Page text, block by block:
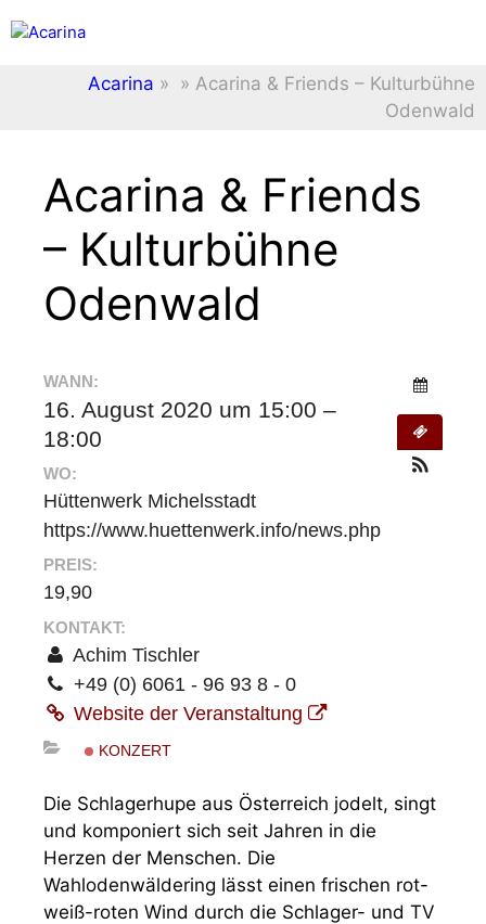
Inhalt
Acarina » » Acarina & Friends – Kulturbühne
Odenwald
Acarina & Friends
– Kulturbühne
Odenwald
WANN:
16. August 2020 um 15:00 –
18:00
WO:
Hüttenwerk Michelsstadt
https://www.huettenwerk.info/news.php
PREIS:
19,90
KONTAKT:
Achim Tischler
+49 (0) 6061 - 96 93 8 - 0
Website der Veranstaltung
KONZERT
Die Schlagerhupe aus Österreich jodelt, singt
und komponiert sich seit Jahren in die
Herzen der Menschen. Die
Wahlodenwäldering lässt einen frischen rot-
weiß-roten Wind durch die Schlager- und TV